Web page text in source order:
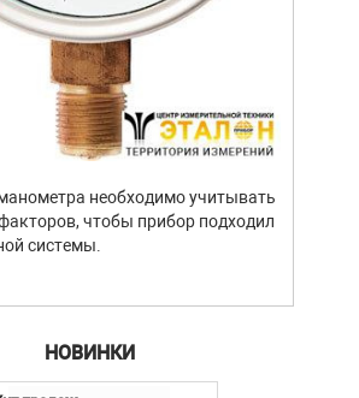
необходимо учитывать
чтобы прибор подходил
системы.
НОВИНКИ